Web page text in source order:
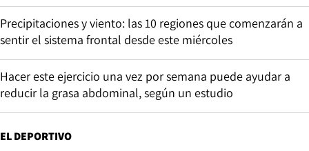
Precipitaciones y viento: las 10 regiones que comenzarán a
sentir el sistema frontal desde este miércoles
Hacer este ejercicio una vez por semana puede ayudar a
reducir la grasa abdominal, según un estudio
EL DEPORTIVO